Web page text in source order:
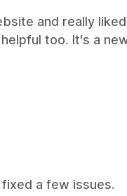
and really
too. It's a
a few issues.